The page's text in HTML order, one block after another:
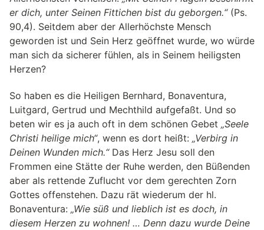
er dich, unter Seinen Fittichen bist du geborgen.“(Ps.
90,4). Seitdem aber der Allerhöchste Mensch
geworden ist und Sein Herz geöffnet wurde, wo würde
man sich da sicherer fühlen, als in Seinem heiligsten
Herzen?
So haben es die Heiligen Bernhard, Bonaventura,
Luitgard, Gertrud und Mechthild aufgefaßt. Und so
beten wir es ja auch oft in dem schönen Gebet „Seele
Christi heilige mich“, wenn es dort heißt: „Verbirg in
Deinen Wunden mich.“Das Herz Jesu soll den
Frommen eine Stätte der Ruhe werden, den Büßenden
aber als rettende Zuflucht vor dem gerechten Zorn
Gottes offenstehen. Dazu rät wiederum der hl.
Bonaventura: „Wie süß und lieblich ist es doch, in
diesem Herzen zu wohnen! … Denn dazu wurde Deine